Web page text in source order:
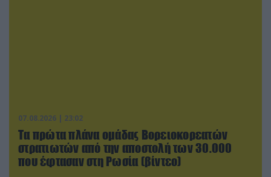
07.08.2026 | 23:02
Τα πρώτα πλάνα ομάδας Βορειοκορεατών
στρατιωτών από την αποστολή των 30.000
που έφτασαν στη Ρωσία (βίντεο)